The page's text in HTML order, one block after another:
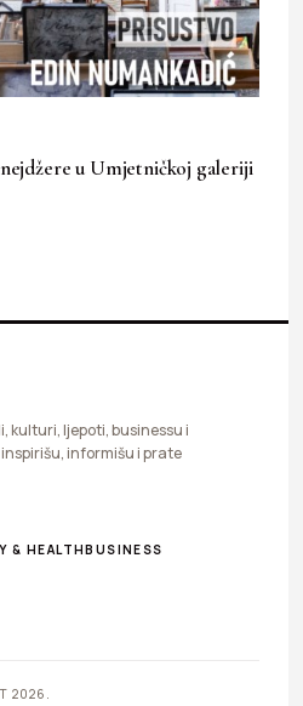
u Umjetničkoj galeriji
kulturi, ljepoti, businessu i
informišu i prate
& HEALTHBUSINESS
2026.